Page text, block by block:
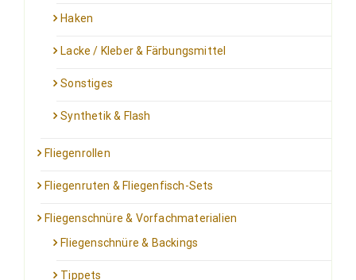
Haken
Lacke / Kleber & Färbungsmittel
Sonstiges
Synthetik & Flash
Fliegenrollen
Fliegenruten & Fliegenfisch-Sets
Fliegenschnüre & Vorfachmaterialien
Fliegenschnüre & Backings
Tippets